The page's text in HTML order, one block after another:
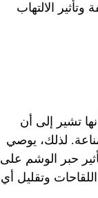
وتأثير الالتهاب
تشير إلى أن
لذلك، يوصي
حبر الوشم على
وتقليل أي